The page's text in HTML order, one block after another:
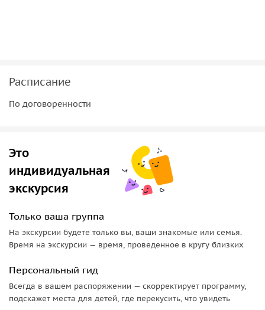
Расписание
По договоренности
Это
индивидуальная
экскурсия
Только ваша группа
На экскурсии будете только вы, ваши знакомые или семья.
Время на экскурсии — время, проведенное в кругу близких
Персональный гид
Всегда в вашем распоряжении — скорректирует программу,
подскажет места для детей, где перекусить, что увидеть